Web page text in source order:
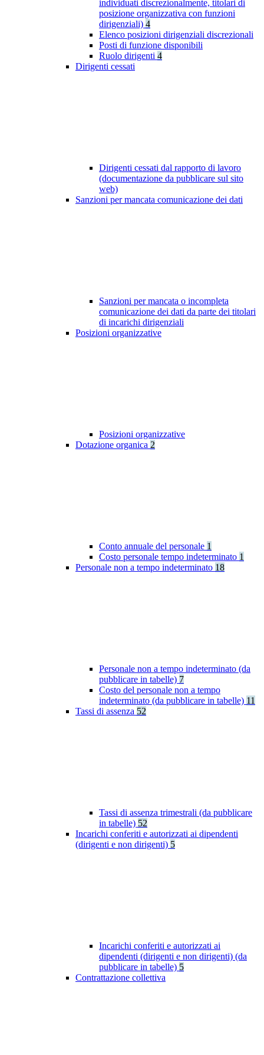
individuati discrezionalmente, titolari di
posizione organizzativa con funzioni
dirigenziali) 4
Elenco posizioni dirigenziali discrezionali
Posti di funzione disponibili
Ruolo dirigenti 4
Dirigenti cessati
Dirigenti cessati dal rapporto di lavoro
(documentazione da pubblicare sul sito
web)
Sanzioni per mancata comunicazione dei dati
Sanzioni per mancata o incompleta
comunicazione dei dati da parte dei titolari
di incarichi dirigenziali
Posizioni organizzative
Posizioni organizzative
Dotazione organica 2
Conto annuale del personale 1
Costo personale tempo indeterminato 1
Personale non a tempo indeterminato 18
Personale non a tempo indeterminato (da
pubblicare in tabelle) 7
Costo del personale non a tempo
indeterminato (da pubblicare in tabelle) 11
Tassi di assenza 52
Tassi di assenza trimestrali (da pubblicare
in tabelle) 52
Incarichi conferiti e autorizzati ai dipendenti
(dirigenti e non dirigenti) 5
Incarichi conferiti e autorizzati ai
dipendenti (dirigenti e non dirigenti) (da
pubblicare in tabelle) 5
Contrattazione collettiva